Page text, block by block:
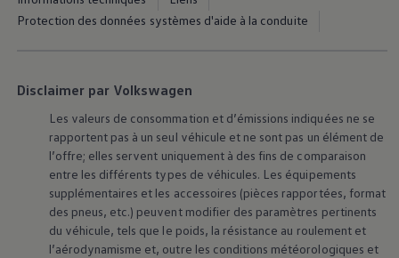
Protection des données systèmes d'aide à la conduite
Disclaimer par Volkswagen
Les valeurs de consommation et d’émissions indiquées ne se
rapportent pas à un seul véhicule et ne sont pas un élément de
l’offre; elles servent uniquement à des fins de comparaison
entre les différents types de véhicules. Les équipements
supplémentaires et les accessoires (pièces rapportées, format
des pneus, etc.) peuvent modifier des paramètres pertinents
du véhicule, tels que le poids, la résistance au roulement et
l’aérodynamisme et, outre les conditions météorologiques et